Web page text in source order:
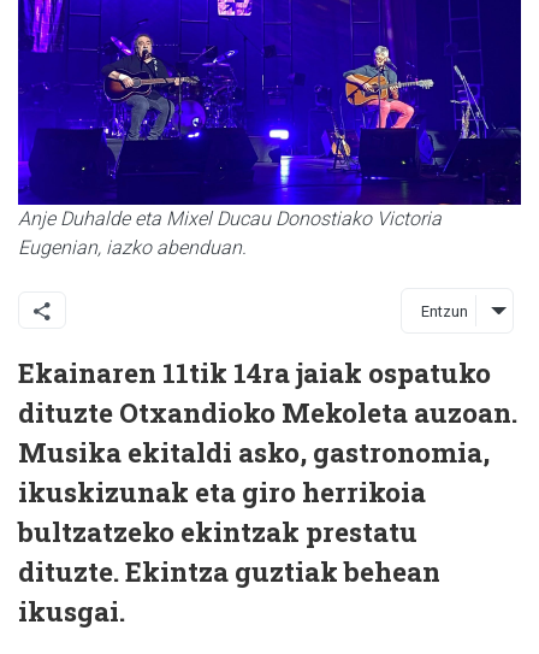
Anje Duhalde eta Mixel Ducau Donostiako Victoria
Eugenian, iazko abenduan.
Entzun
Ekainaren 11tik 14ra jaiak ospatuko
dituzte Otxandioko Mekoleta auzoan.
Musika ekitaldi asko, gastronomia,
ikuskizunak eta giro herrikoia
bultzatzeko ekintzak prestatu
dituzte. Ekintza guztiak behean
ikusgai.